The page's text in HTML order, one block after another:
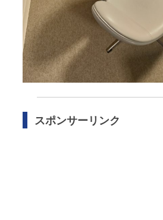
スポンサーリンク